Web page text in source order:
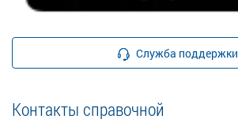
Служба поддержки
Контакты справочной